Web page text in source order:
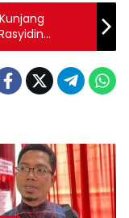
Kurang